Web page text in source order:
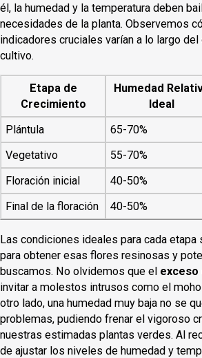
él, la humedad y la temperatura deben
necesidades de la planta. Observemos
indicadores cruciales varían a lo largo del
cultivo.
Etapa de
Crecimiento
Humedad
Ideal
Plántula
65-70%
Vegetativo
55-70%
Floración inicial
40-50%
Final de la floración
40-50%
Las condiciones ideales para cada etapa
para obtener esas flores resinosas y
buscamos. No olvidemos que el exceso
invitar a molestos intrusos como el
otro lado, una humedad muy baja no se
problemas, pudiendo frenar el vigoroso
nuestras estimadas plantas verdes. Al
de ajustar los niveles de humedad y